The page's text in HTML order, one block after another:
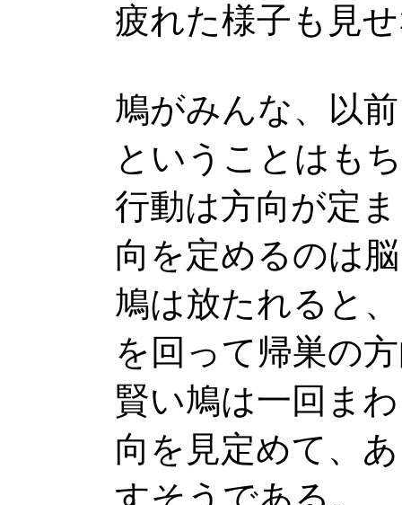
疲れた様子も見
鳩がみんな、以
ということはも
行動は方向が定
向を定めるのは
鳩は放たれると
を回って帰巣の
賢い鳩は一回ま
向を見定めて、